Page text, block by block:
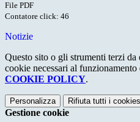
File PDF
Contatore click: 46
Notizie
Questo sito o gli strumenti terzi
cookie necessari al
COOKIE POLICY.
Personalizza Rifiuta tutti i cookies
Gestione cookie